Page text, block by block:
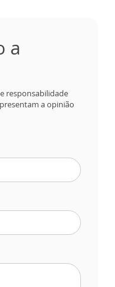
a
responsabilidade
a opinião